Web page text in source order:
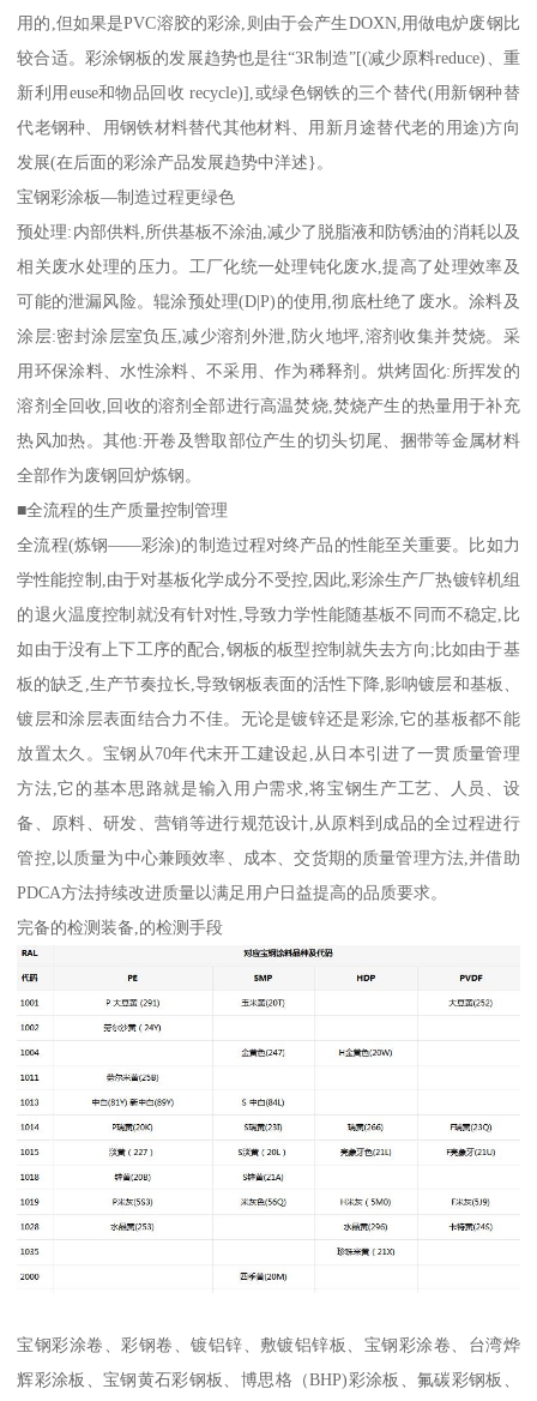
用的,但如果是PVC溶胶的彩涂,则由于会产生DOXN,用做电炉废钢比
较合适。彩涂钢板的发展趋势也是往“3R制造”[(减少原料reduce)、重
新利用euse和物品回收 recycle)],或绿色钢铁的三个替代(用新钢种替
代老钢种、用钢铁材料替代其他材料、用新月途替代老的用途)方向
发展(在后面的彩涂产品发展趋势中洋述}。
宝钢彩涂板—制造过程更绿色
预处理:内部供料,所供基板不涂油,减少了脱脂液和防锈油的消耗以及
相关废水处理的压力。工厂化统一处理钝化废水,提高了处理效率及
可能的泄漏风险。辊涂预处理(D|P)的使用,彻底杜绝了废水。涂料及
涂层:密封涂层室负压,减少溶剂外泄,防火地坪,溶剂收集并焚烧。采
用环保涂料、水性涂料、不采用、作为稀释剂。烘烤固化:所挥发的
溶剂全回收,回收的溶剂全部进行高温焚烧,焚烧产生的热量用于补充
热风加热。其他:开卷及辔取部位产生的切头切尾、捆带等金属材料
全部作为废钢回炉炼钢。
■全流程的生产质量控制管理
全流程(炼钢——彩涂)的制造过程对终产品的性能至关重要。比如力
学性能控制,由于对基板化学成分不受控,因此,彩涂生产厂热镀锌机组
的退火温度控制就没有针对性,导致力学性能随基板不同而不稳定,比
如由于没有上下工序的配合,钢板的板型控制就失去方向;比如由于基
板的缺乏,生产节奏拉长,导致钢板表面的活性下降,影呐镀层和基板、
镀层和涂层表面结合力不佳。无论是镀锌还是彩涂,它的基板都不能
放置太久。宝钢从70年代末开工建设起,从日本引进了一贯质量管理
方法,它的基本思路就是输入用户需求,将宝钢生产工艺、人员、设
备、原料、研发、营销等进行规范设计,从原料到成品的全过程进行
管控,以质量为中心兼顾效率、成本、交货期的质量管理方法,并借助
PDCA方法持续改进质量以满足用户日益提高的品质要求。
完备的检测装备,的检测手段
宝钢彩涂卷、彩钢卷、镀铝锌、敷镀铝锌板、宝钢彩涂卷、台湾烨
辉彩涂板、宝钢黄石彩钢板、博思格（BHP)彩涂板、氟碳彩钢板、